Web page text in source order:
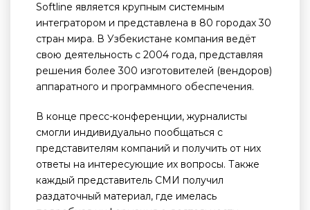
Softline является крупным системным
интегратором и представлена в 80 городах 30
стран мира. В Узбекистане компания ведёт
свою деятельность с 2004 года, представляя
решения более 300 изготовителей (вендоров)
аппаратного и программного обеспечения.
В конце пресс-конференции, журналисты
смогли индивидуально пообщаться с
представителям компаний и получить от них
ответы на интересующие их вопросы. Также
каждый представитель СМИ получил
раздаточный материал, где имелась